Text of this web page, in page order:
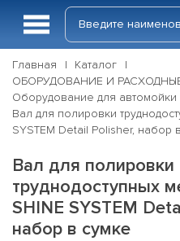
Главная
Каталог
ОБОРУДОВАНИЕ И
Оборудование для автомойки
Вал для полировки
SYSTEM Detail Polisher, набор
Вал для полировки
труднодоступных
SHINE SYSTEM
набор в сумке